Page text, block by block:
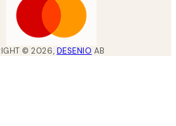
©2026, DESENIO AB